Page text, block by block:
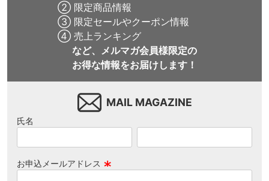
② 限定商品情報
③ 限定セールやクーポン情報
④ 売上ランキング
など、メルマガ会員様限定の
お得な情報をお届けします！
MAIL MAGAZINE
氏名
お申込メールアドレス